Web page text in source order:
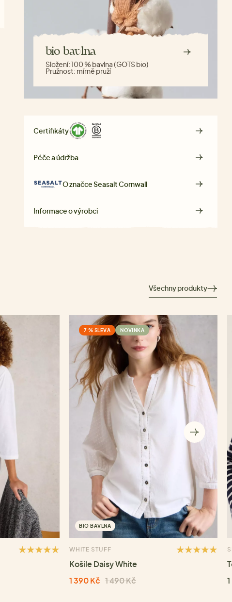
bio bavlna
Složení:100 % bavlna (GOTS bio)
Pružnost: mírně pruží
Certifikáty
Péče a údržba
O značceSeasalt Cornwall
Informace o výrobci
Všechny produkty
7 % SLEVA NOVINKA
BIO BAVLNA
WHITE STUFF
Košile Daisy White
1 390 Kč 1 490 Kč